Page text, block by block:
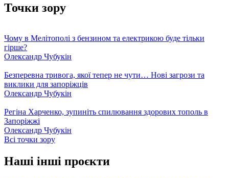
Точки зору
Чому в Мелітополі з бензином та електрикою буде тільки
гірше?
Олександр Чубукін
Безперевна тривога, якої тепер не чути… Нові загрози та
виклики для запоріжців
Олександр Чубукін
Регіна Харченко, зупиніть спилювання здорових тополь в
Запоріжжі
Олександр Чубукін
Всі точки зору
Наші інші проєкти